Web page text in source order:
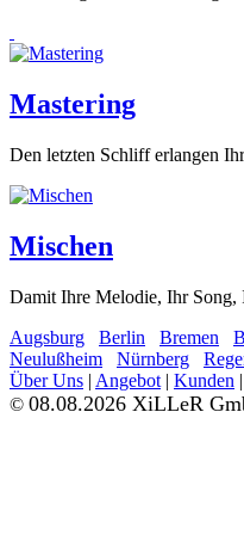
Mastering
Den letzten Schliff erlangen
Mischen
Damit Ihre Melodie, Ihr Song,
Augsburg
Berlin Bremen
Neulußheim
Nürnberg
Über Uns | Angebot | Kunden |
© 08.08.2026 XiLLeR